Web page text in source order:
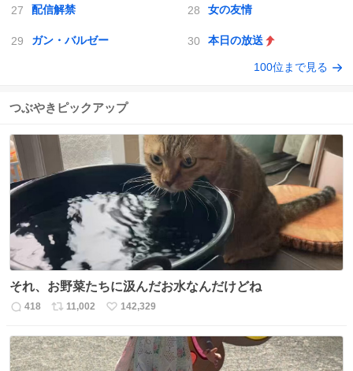
配信解禁 女の友情
ガン・バルゼー 本日の放送
100位まで見る
つぶやきピックアップ
それ、お野菜たちに汲んだお水なんだけどね
返
数
418
リ
ス
ト
11,002
い
ね
数
142,329